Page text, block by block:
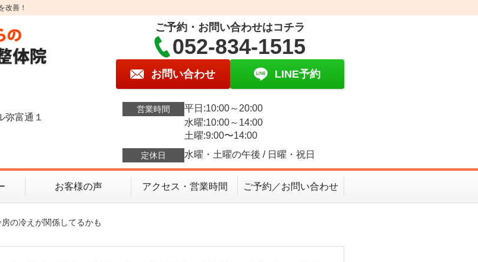
改善！
富通１
ご予約・お問い合わせはコチラ
052-834-1515
お問い合わせ LINE予約
営業時間
平日:10:00～20:00
水曜:10:00～14:00
土曜:9:00〜14:00
定休日 水曜・土曜の午後 / 日曜・祝日
お客様の声 アクセス・営業時間 ご予約／お問い合わせ
の冷えが関係してるかも